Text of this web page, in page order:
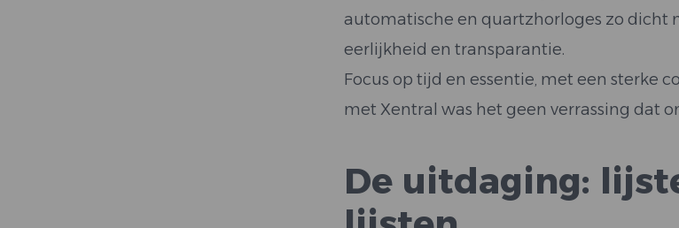
automatische en quartzhorloges zo dicht
eerlijkheid en transparantie.
Focus op tijd en essentie, met een sterke
met Xentral was het geen verrassing dat
De uitdaging: